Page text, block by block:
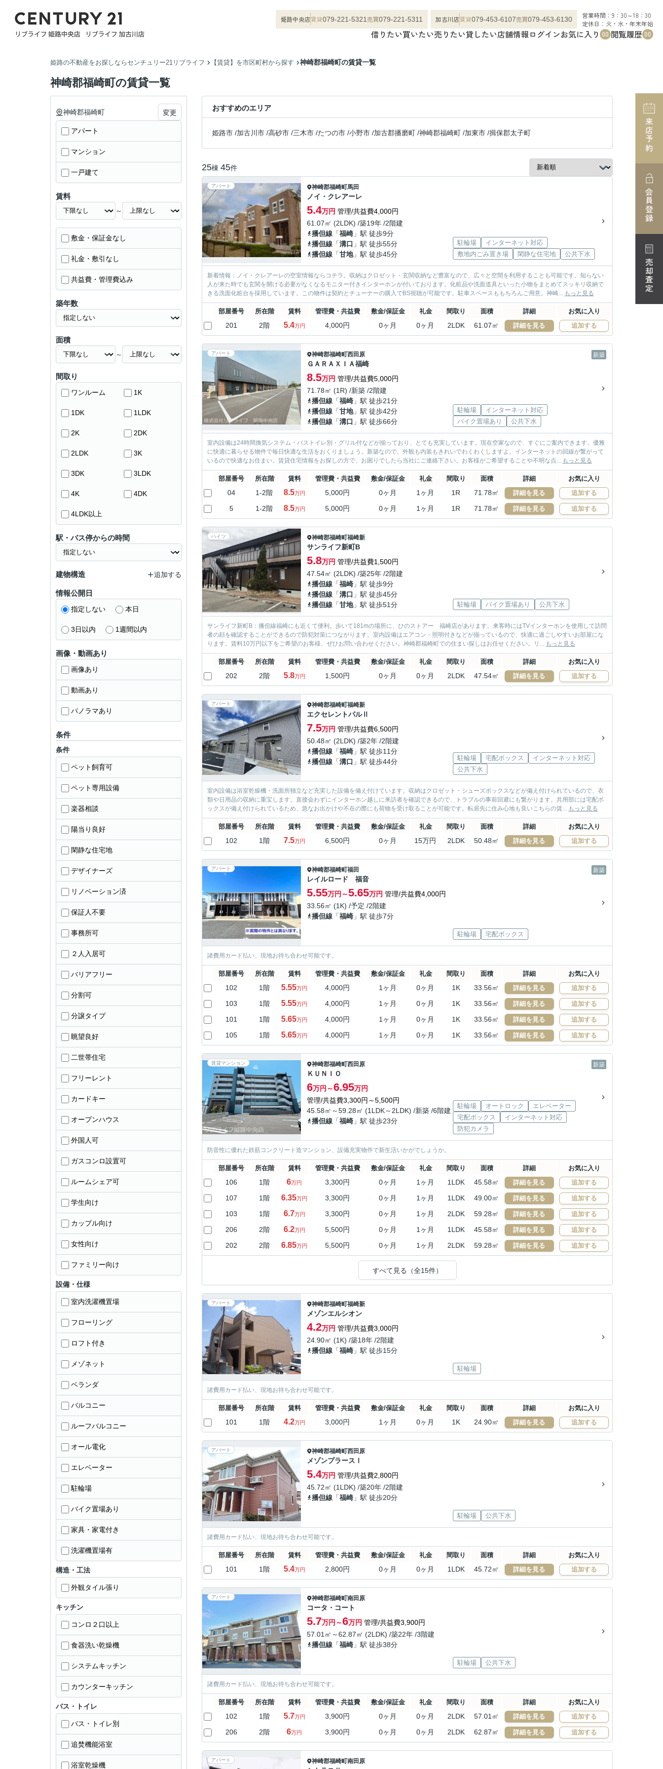
姫路中央店賃貸079-221-5321売買079-221-5311 加古川店賃貸079-453-6107売買079-453-6130
営業時間：9：30～18：30
定休日：火・水・年末年始
借りたい買いたい売りたい貸したい店舗情報ログインお気に入り 00 閲覧履歴 00
姫路の不動産をお探しならセンチュリー21リブライフ 【賃貸】を市区町村から探す 神崎郡福崎町の賃貸一覧
神崎郡福崎町の賃貸一覧
おすすめのエリア
姫路市 /加古川市 /高砂市 /三木市 /たつの市 /小野市 /加古郡播磨町 /神崎郡福崎町 /加東市 /揖保郡太子町
25棟 45件
アパート 神崎郡福崎町馬田
ノイ・クレアーレ
5.4万円 管理/共益費4,000円
61.07㎡ (2LDK) /築19年 /2階建
播但線 「福崎 」駅 徒歩9分
播但線 「溝口 」駅 徒歩55分
播但線 「甘地」駅 徒歩45分
駐輪場
インターネット対応
敷地内ごみ置き場
閑静な住宅地 公共下水
新着情報：ノイ・クレアーレの空室情報ならコチラ。収納はクロゼット・玄関収納など豊富なので、広々と空間を利用することも可能です。知らない
人が来た時でも玄関を開ける必要がなくなるモニター付きインターホンが付いております。化粧品や洗面道具といった小物をまとめてスッキリ収納で
きる洗面化粧台を採用しています。この物件は契約とチューナーの購入でBS視聴が可能です。駐車スペースももちろんご用意。神崎... もっと見る
部屋番号 所在階 賃料 管理費・共益費 敷金/保証金 礼金 間取り 面積 詳細 お気に入り
201 2階 5.4万円 4,000円 0ヶ月 0ヶ月 2LDK 61.07㎡ 詳細を見る 追加する
アパート 新築
神崎郡福崎町西田原
ＧＡＲＡＸＩＡ福崎
8.5万円 管理/共益費5,000円
71.78㎡ (1R) /新築 /2階建
播但線 「福崎 」駅 徒歩21分
播但線 「甘地」駅 徒歩42分
播但線 「溝口 」駅 徒歩66分
駐輪場
インターネット対応
バイク置場あり
公共下水
室内設備は24時間換気システム・バストイレ別・グリル付などが揃っており、とても充実しています。現在空家なので、すぐにご案内できます。優雅
に快適に暮らせる物件で毎日快適な生活をおくりましょう。新築なので、外観も内装もきれいでわくわくしますよ。インターネットの回線が繋がって
いるので快適なお住まい。賃貸住宅情報をお探しの方で、お困りでしたら当社にご連絡下さい。お客様がご希望することや不明な点... もっと見る
部屋番号 所在階 賃料 管理費・共益費 敷金/保証金 礼金 間取り 面積 詳細 お気に入り
04 1-2階 8.5万円 5,000円 0ヶ月 1ヶ月 1R 71.78㎡ 詳細を見る 追加する
5 1-2階 8.5万円 5,000円 0ヶ月 1ヶ月 1R 71.78㎡ 詳細を見る 追加する
ハイツ 神崎郡福崎町福崎新
サンライフ新町B
5.8万円 管理/共益費1,500円
47.54㎡ (2LDK) /築25年 /2階建
播但線 「福崎 」駅 徒歩9分
播但線 「溝口 」駅 徒歩45分
播但線 「甘地」駅 徒歩51分 駐輪場 バイク置場あり 公共下水
サンライフ新町B：播但線福崎にも近くて便利。歩いて181mの場所に、ひのストアー 福崎店があります。来客時にはTVインターホンを使用して訪問
者の顔を確認することができるので防犯対策につながります。室内設備はエアコン・照明付きなどが揃っているので、快適に過ごしやすいお部屋にな
ります。賃料10万円以下をご希望のお客様、ぜひお問い合わせください。神崎郡福崎町での住まい探しはお任せください。リ... もっと見る
部屋番号 所在階 賃料 管理費・共益費 敷金/保証金 礼金 間取り 面積 詳細 お気に入り
202 2階 5.8万円 1,500円 0ヶ月 0ヶ月 2LDK 47.54㎡ 詳細を見る 追加する
アパート 神崎郡福崎町福崎新
エクセレントパルⅡ
7.5万円 管理/共益費6,500円
50.48㎡ (2LDK) /築2年 /2階建
播但線 「福崎 」駅 徒歩11分
播但線 「溝口 」駅 徒歩44分 駐輪場 宅配ボックス
インターネット対応
公共下水
室内設備は浴室乾燥機・洗面所独立など充実した設備を備え付けています。収納はクロゼット・シューズボックスなどが備え付けられているので、衣
類や日用品の収納に重宝します。直接会わずにインターホン越しに来訪者を確認できるので、トラブルの事前回避にも繋がります。共用部には宅配ボ
ックスが備え付けられているため、急なお出かけや不在の際にも荷物を受け取ることが可能です。転居先に住み心地も良いこちらの賃... もっと見る
部屋番号 所在階 賃料 管理費・共益費 敷金/保証金 礼金 間取り 面積 詳細 お気に入り
102 1階 7.5万円 6,500円 0ヶ月 15万円 2LDK 50.48㎡ 詳細を見る 追加する
アパート 新築
神崎郡福崎町福田
レイルロード 福音
5.55万円～5.65万円 管理/共益費4,000円
33.56㎡ (1K) /予定 /2階建
播但線 「福崎 」駅 徒歩7分
駐輪場 宅配ボックス
諸費用カード払い、現地お待ち合わせ可能です。
部屋番号 所在階 賃料 管理費・共益費 敷金/保証金 礼金 間取り 面積 詳細 お気に入り
102 1階 5.55万円 4,000円 1ヶ月 0ヶ月 1K 33.56㎡ 詳細を見る 追加する
103 1階 5.55万円 4,000円 1ヶ月 0ヶ月 1K 33.56㎡ 詳細を見る 追加する
101 1階 5.65万円 4,000円 1ヶ月 0ヶ月 1K 33.56㎡ 詳細を見る 追加する
105 1階 5.65万円 4,000円 1ヶ月 0ヶ月 1K 33.56㎡ 詳細を見る 追加する
賃貸マンション 新築
神崎郡福崎町西田原
ＫＵＮＩＯ
6万円～6.95万円
管理/共益費3,300円～5,500円
45.58㎡～59.28㎡ (1LDK～2LDK) /新築 /6階建
播但線 「福崎 」駅 徒歩23分
駐輪場 オートロック
エレベーター
宅配ボックス
インターネット対応
防犯カメラ
防音性に優れた鉄筋コンクリート造マンション、設備充実物件で新生活いかがでしょうか。
部屋番号 所在階 賃料 管理費・共益費 敷金/保証金 礼金 間取り 面積 詳細 お気に入り
106 1階 6万円 3,300円 0ヶ月 1ヶ月 1LDK 45.58㎡ 詳細を見る 追加する
107 1階 6.35万円 3,300円 0ヶ月 1ヶ月 1LDK 49.00㎡ 詳細を見る 追加する
103 1階 6.7万円 3,300円 0ヶ月 1ヶ月 2LDK 59.28㎡ 詳細を見る 追加する
206 2階 6.2万円 5,500円 0ヶ月 1ヶ月 1LDK 45.58㎡ 詳細を見る 追加する
202 2階 6.85万円 5,500円 0ヶ月 1ヶ月 2LDK 59.28㎡ 詳細を見る 追加する
すべて見る（全15件）
アパート 神崎郡福崎町福崎新
メゾンエルシオン
4.2万円 管理/共益費3,000円
24.90㎡ (1K) /築18年 /2階建
播但線 「福崎 」駅 徒歩15分
駐輪場
諸費用カード払い、現地お待ち合わせ可能です。
部屋番号 所在階 賃料 管理費・共益費 敷金/保証金 礼金 間取り 面積 詳細 お気に入り
101 1階 4.2万円 3,000円 1ヶ月 0ヶ月 1K 24.90㎡ 詳細を見る 追加する
アパート 神崎郡福崎町西田原
メゾンプラースⅠ
5.4万円 管理/共益費2,800円
45.72㎡ (1LDK) /築20年 /2階建
播但線 「福崎 」駅 徒歩20分
駐輪場 公共下水
諸費用カード払い、現地お待ち合わせ可能です。
部屋番号 所在階 賃料 管理費・共益費 敷金/保証金 礼金 間取り 面積 詳細 お気に入り
101 1階 5.4万円 2,800円 0ヶ月 0ヶ月 1LDK 45.72㎡ 詳細を見る 追加する
アパート 神崎郡福崎町南田原
コータ・コート
5.7万円～6万円 管理/共益費3,900円
57.01㎡～62.87㎡ (2LDK) /築22年 /3階建
播但線 「福崎 」駅 徒歩38分
駐輪場 公共下水
諸費用カード払い、現地お待ち合わせ可能です。
部屋番号 所在階 賃料 管理費・共益費 敷金/保証金 礼金 間取り 面積 詳細 お気に入り
102 1階 5.7万円 3,900円 0ヶ月 0ヶ月 2LDK 57.01㎡ 詳細を見る 追加する
206 2階 6万円 3,900円 0ヶ月 0ヶ月 2LDK 62.87㎡ 詳細を見る 追加する
アパート 神崎郡福崎町南田原
神崎郡福崎町 変更
アパート
マンション
一戸建て
賃料
～
敷金・保証金なし
礼金・敷引なし
共益費・管理費込み
築年数
面積
～
間取り
ワンルーム 1K
1DK 1LDK
2K 2DK
2LDK 3K
3DK 3LDK
4K 4DK
4LDK以上
駅・バス停からの時間
建物構造 追加する
情報公開日
指定しない 本日
3日以内 1週間以内
画像・動画あり
画像あり
動画あり
パノラマあり
条件
条件
ペット飼育可
ペット専用設備
楽器相談
陽当り良好
閑静な住宅地
デザイナーズ
リノベーション済
保証人不要
事務所可
２人入居可
バリアフリー
分割可
分譲タイプ
眺望良好
二世帯住宅
フリーレント
カードキー
オープンハウス
外国人可
ガスコンロ設置可
ルームシェア可
学生向け
カップル向け
女性向け
ファミリー向け
設備・仕様
室内洗濯機置場
フローリング
ロフト付き
メゾネット
ベランダ
バルコニー
ルーフバルコニー
オール電化
エレベーター
駐輪場
バイク置場あり
家具・家電付き
洗濯機置場有
構造・工法
外観タイル張り
キッチン
コンロ２口以上
食器洗い乾燥機
システムキッチン
カウンターキッチン
バス・トイレ
バス・トイレ別
追焚機能浴室
浴室乾燥機
来店予約
会員登録
売却査定